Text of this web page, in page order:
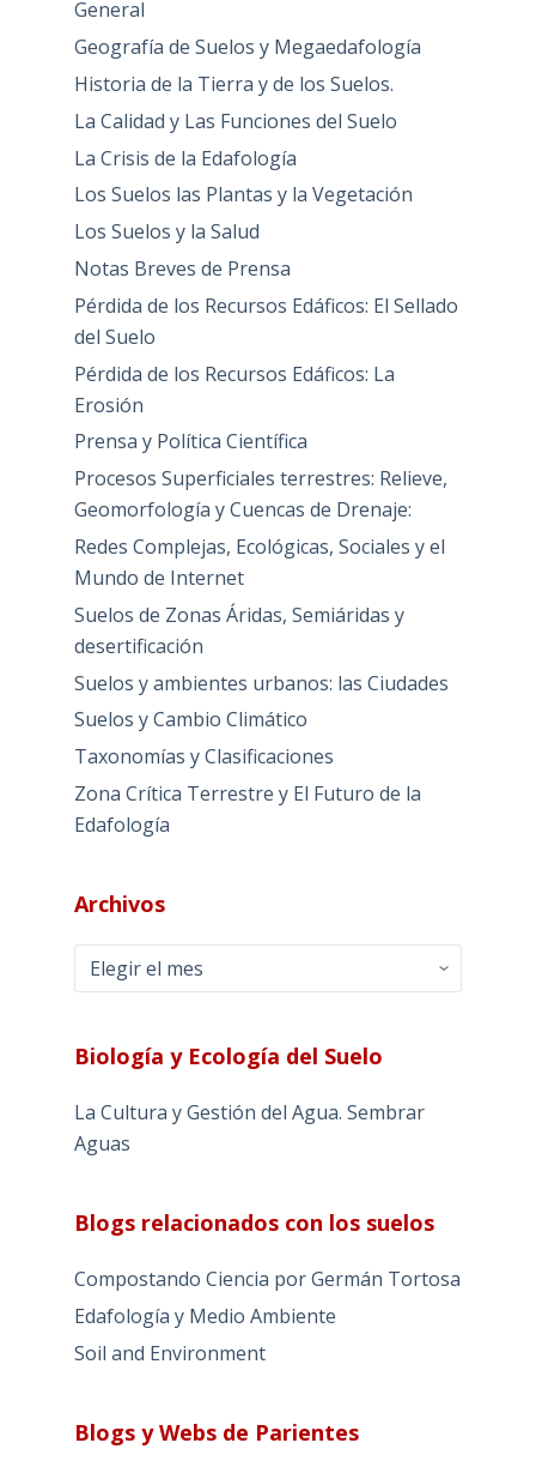
General
Geografía de Suelos y Megaedafología
Historia de la Tierra y de los Suelos.
La Calidad y Las Funciones del Suelo
La Crisis de la Edafología
Los Suelos las Plantas y la Vegetación
Los Suelos y la Salud
Notas Breves de Prensa
Pérdida de los Recursos Edáficos: El Sellado
del Suelo
Pérdida de los Recursos Edáficos: La
Erosión
Prensa y Política Científica
Procesos Superficiales terrestres: Relieve,
Geomorfología y Cuencas de Drenaje:
Redes Complejas, Ecológicas, Sociales y el
Mundo de Internet
Suelos de Zonas Áridas, Semiáridas y
desertificación
Suelos y ambientes urbanos: las Ciudades
Suelos y Cambio Climático
Taxonomías y Clasificaciones
Zona Crítica Terrestre y El Futuro de la
Edafología
Archivos
Archivos
Biología y Ecología del Suelo
La Cultura y Gestión del Agua. Sembrar
Aguas
Blogs relacionados con los suelos
Compostando Ciencia por Germán Tortosa
Edafología y Medio Ambiente
Soil and Environment
Blogs y Webs de Parientes